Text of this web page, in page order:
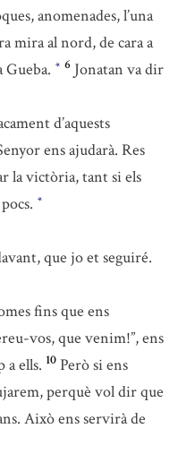
anomenades, l’una
mira al nord, de cara a
Gueba. * 6 Jonatan va dir
d’aquests
ens ajudarà. Res
la victòria, tant si els
*
que jo et seguiré.
fins que ens
vos, que venim!”, ens
a ells. 10 Però si ens
perquè vol dir que
Això ens servirà de